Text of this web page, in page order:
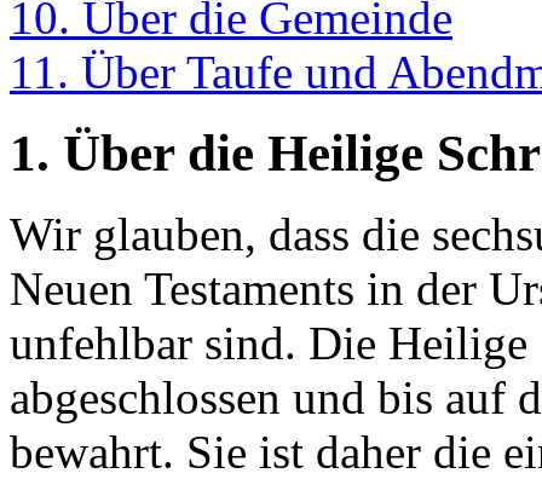
10. Über die Gemeinde
11. Über Taufe und
1. Über die Heilige
Wir glauben, dass die
Neuen Testaments in der
unfehlbar sind. Die
abgeschlossen und bis auf
bewahrt. Sie ist daher die